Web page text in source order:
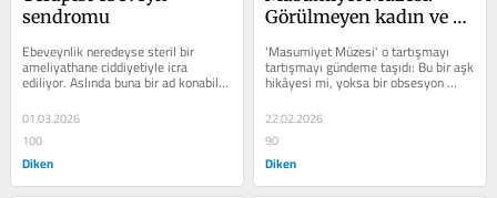
sendromu
Ebeveynlik neredeyse steril bir
ameliyathane ciddiyetiyle icra
ediliyor. Aslında buna bir ad konabilir:
Terapist ebeveyn sendromu.
01.03.2026
100
Diken
Görülmeyen kadın ve
'Masumiyet Müzesi' o tartışmayı
tartışmayı gündeme taşıdı: Bu bir aşk
hikâyesi mi, yoksa bir obsesyon
anlatısı mı?
22.02.2026
90
Diken